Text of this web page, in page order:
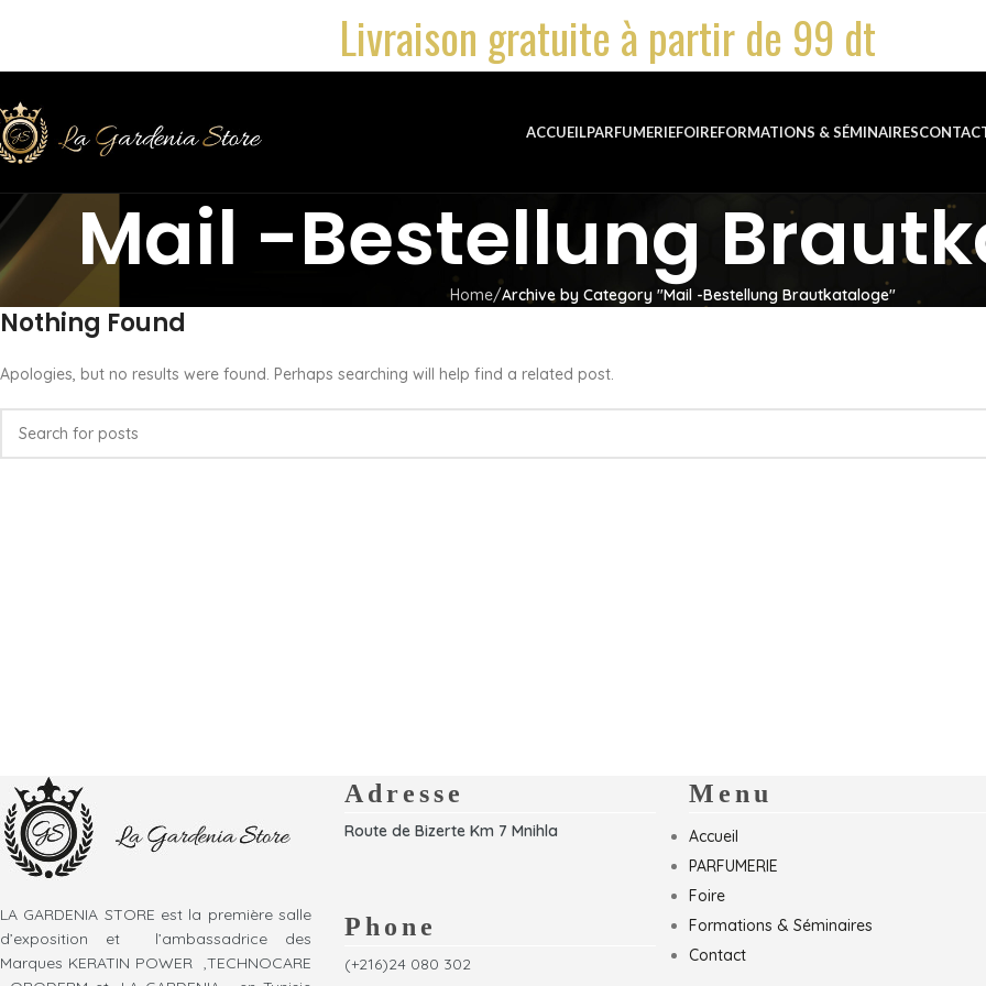
Livraison gratuite à partir de 99 dt
ACCUEILPARFUMERIEFOIREFORMATIONS & SÉMINAIRES
Mail -Bestellung
Home Archive by Category "Mail -Bestellung Brautkataloge"
Nothing Found
Apologies, but no results were found. Perhaps searching will help find a related post.
LA GARDENIA STORE est la première salle
d’exposition et l’ambassadrice des
Marques KERATIN POWER ,TECHNOCARE
Adresse
Route de Bizerte Km 7 Mnihla
Phone
(+216)24 080 302
Menu
Accueil
PARFUMERIE
Foire
Formations & Séminaires
Contact